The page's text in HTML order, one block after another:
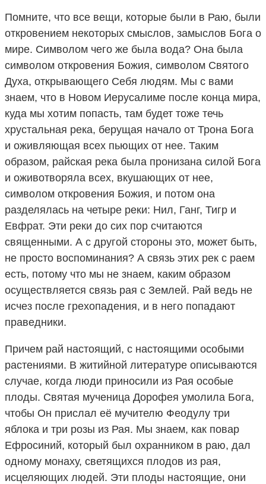
Помните, что все вещи, которые были в Раю, были
откровением некоторых смыслов, замыслов Бога о
мире. Символом чего же была вода? Она была
символом откровения Божия, символом Святого
Духа, открывающего Себя людям. Мы с вами
знаем, что в Новом Иерусалиме после конца мира,
куда мы хотим попасть, там будет тоже течь
хрустальная река, берущая начало от Трона Бога
и оживляющая всех пьющих от нее. Таким
образом, райская река была пронизана силой Бога
и оживотворяла всех, вкушающих от нее,
символом откровения Божия, и потом она
разделялась на четыре реки: Нил, Ганг, Тигр и
Евфрат. Эти реки до сих пор считаются
священными. А с другой стороны это, может быть,
не просто воспоминания? А связь этих рек с раем
есть, потому что мы не знаем, каким образом
осуществляется связь рая с Землей. Рай ведь не
исчез после грехопадения, и в него попадают
праведники.
Причем рай настоящий, с настоящими особыми
растениями. В житийной литературе описываются
случае, когда люди приносили из Рая особые
плоды. Святая мученица Дорофея умолила Бога,
чтобы Он прислал её мучителю Феодулу три
яблока и три розы из Рая. Мы знаем, как повар
Ефросиний, который был охранником в раю, дал
одному монаху, светящихся плодов из рая,
исцеляющих людей. Эти плоды настоящие, они